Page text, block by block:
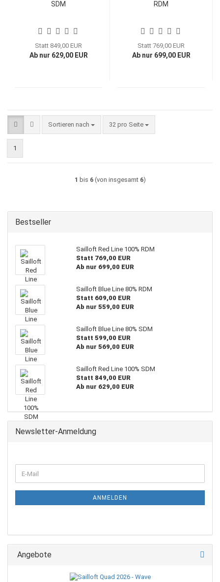
SDM
Statt 849,00 EUR
Ab nur 629,00 EUR
RDM
Statt 769,00 EUR
Ab nur 699,00 EUR
Sortieren nach
Sortieren nach 32 pro Seite
pro Seite
1
1 bis 6(von insgesamt 6)
Bestseller
Sailloft Red Line 100% RDM
Statt 769,00 EUR
Ab nur 699,00 EUR
Sailloft Blue Line 80% RDM
Statt 609,00 EUR
Ab nur 559,00 EUR
Sailloft Blue Line 80% SDM
Statt 599,00 EUR
Ab nur 569,00 EUR
Sailloft Red Line 100% SDM
Statt 849,00 EUR
Ab nur 629,00 EUR
Newsletter-Anmeldung
ZUR
E-
Mail
ANMELDEN
Angebote